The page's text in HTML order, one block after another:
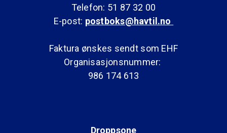
Telefon: 51 87 32 00
E-post: postboks@havtil.no
Faktura ønskes sendt som EHF
Organisasjonsnummer:
986 174 613
Droppsone